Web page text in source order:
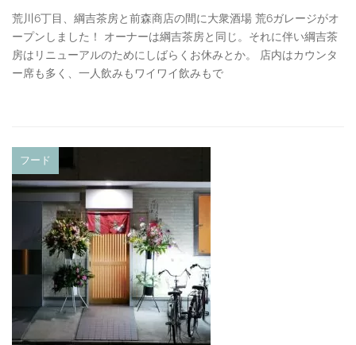
荒川6丁目、綱吉茶房と前森商店の間に大衆酒場 荒6ガレージがオ
ープンしました！ オーナーは綱吉茶房と同じ。それに伴い綱吉茶
房はリニューアルのためにしばらくお休みとか。 店内はカウンタ
ー席も多く、一人飲みもワイワイ飲みもで
フード